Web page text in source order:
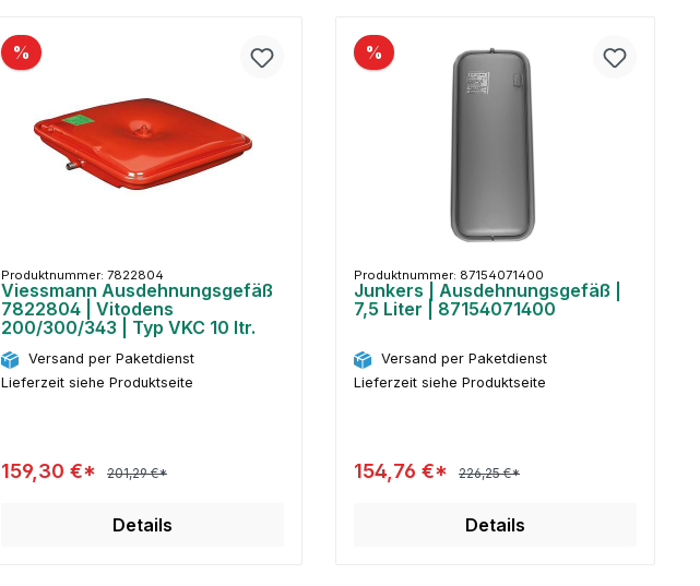
%
Produktnummer: 7822804
Viessmann Ausdehnungsgefäß
7822804 | Vitodens
200/300/343 | Typ VKC 10 ltr.
Versand per Paketdienst
Lieferzeit siehe Produktseite
159,30 €* 201,29 €*
Details
%
Produktnummer: 87154071400
Junkers | Ausdehnungsgefäß |
7,5 Liter | 87154071400
Versand per Paketdienst
Lieferzeit siehe Produktseite
154,76 €* 226,25 €*
Details